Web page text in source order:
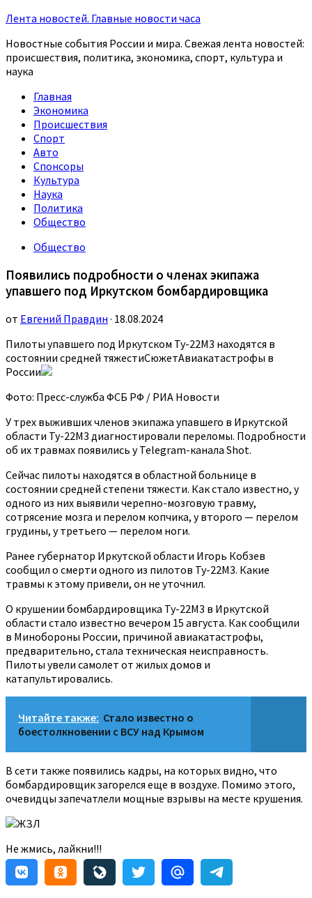
Лента новостей. Главные новости часа
Новостные события России и мира. Свежая лента новостей:
происшествия, политика, экономика, спорт, культура и
наука
Главная
Экономика
Происшествия
Спорт
Авто
Спонсоры
Культура
Наука
Политика
Общество
Общество
Появились подробности о членах экипажа
упавшего под Иркутском бомбардировщика
от Евгений Правдин · 18.08.2024
Пилоты упавшего под Иркутском Ту-22М3 находятся в
состоянии средней тяжестиСюжетАвиакатастрофы в
России
Фото: Пресс-служба ФСБ РФ / РИА Новости
У трех выживших членов экипажа упавшего в Иркутской
области Ту-22М3 диагностировали переломы. Подробности
об их травмах появились у Telegram-канала Shot.
Сейчас пилоты находятся в областной больнице в
состоянии средней степени тяжести. Как стало известно, у
одного из них выявили черепно-мозговую травму,
сотрясение мозга и перелом копчика, у второго — перелом
грудины, у третьего — перелом ноги.
Ранее губернатор Иркутской области Игорь Кобзев
сообщил о смерти одного из пилотов Ту-22М3. Какие
травмы к этому привели, он не уточнил.
О крушении бомбардировщика Ту-22М3 в Иркутской
области стало известно вечером 15 августа. Как сообщили
в Минобороны России, причиной авиакатастрофы,
предварительно, стала техническая неисправность.
Пилоты увели самолет от жилых домов и
катапультировались.
Читайте также: Стало известно о
боестолкновении с ВСУ над Крымом
В сети также появились кадры, на которых видно, что
бомбардировщик загорелся еще в воздухе. Помимо этого,
очевидцы запечатлели мощные взрывы на месте крушения.
ЖЗЛ
Не жмись, лайкни!!!